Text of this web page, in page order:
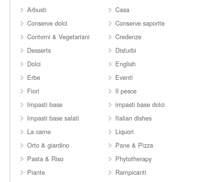
Arbusti
Casa
Conserve dolci
Conserve saporite
Contorni & Vegetariani
Credenze
Desserts
Disturbi
Dolci
English
Erbe
Eventi
Fiori
Il pesce
Impasti base
impasti base dolci
Impasti base salati
Italian dishes
La carne
Liquori
Orto & giardino
Pane & Pizza
Pasta & Riso
Phytotherapy
Piante
Rampicanti